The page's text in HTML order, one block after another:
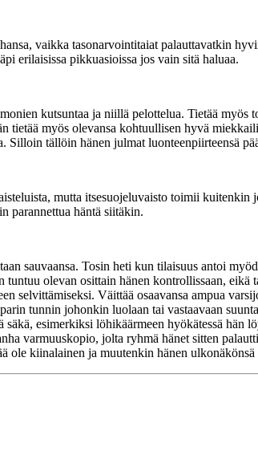
vaikka tasonarvointitaiat palauttavatkin
erilaisissa pikkuasioissa jos vain sitä haluaa.
kutsuntaa ja niillä pelottelua. Tietää myös
tietää myös olevansa kohtuullisen hyvä
Silloin tällöin hänen julmat luonteenpiirteensä
mutta itsesuojeluvaisto toimii kuitenkin
parannettua häntä siitäkin.
sauvaansa. Tosin heti kun tilaisuus antoi
olevan osittain hänen kontrollissaan,
selvittämiseksi. Väittää osaavansa ampua
tunnin johonkin luolaan tai vastaavaan
esimerkiksi löhikäärmeen hyökätessä hän
varmuuskopio, jolta ryhmä hänet sitten
ole kiinalainen ja muutenkin hänen